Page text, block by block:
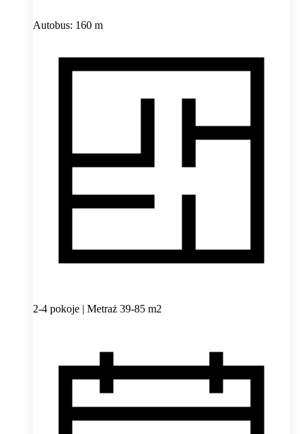
Autobus: 160 m
2-4 pokoje | Metraż 39-85 m2